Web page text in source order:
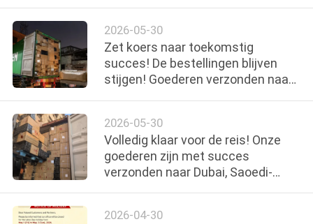
SITEMAP
PRIVACY
POLICY
2026-05-30
Zet koers naar toekomstig
succes! De bestellingen blijven
stijgen! Goederen verzonden naar
2026-05-30
Volledig klaar voor de reis! Onze
goederen zijn met succes
verzonden naar Dubai, Saoedi-
2026-04-30